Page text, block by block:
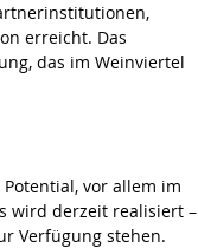
erreicht. Das
das im Weinviertel
vor allem im
wird derzeit realisiert –
Verfügung stehen.